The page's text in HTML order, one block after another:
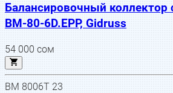
Балансировочный коллектор
BM-80-6D.EPP, Gidruss
54 000сом
BM 8006T 23